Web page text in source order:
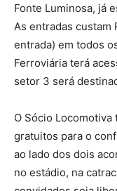
Fonte Luminosa, já
As entradas custam
entrada) em todos
Ferroviária terá
setor 3 será
O Sócio
gratuitos para o
ao lado dos dois
no estádio, na